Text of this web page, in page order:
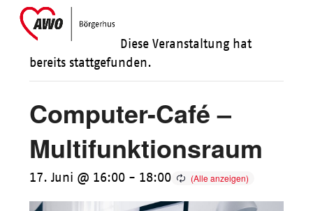
SkipOpen
mobile
Close
mobile
Diese Veranstaltung hat
bereits stattgefunden.
Computer-Café –
Multifunktionsraum
17. Juni @ 16:00 - 18:00